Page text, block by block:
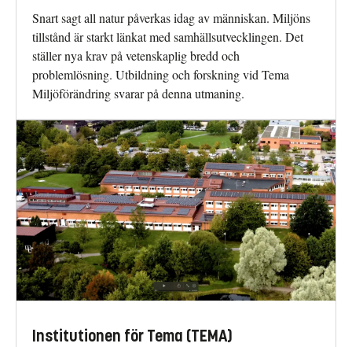
Snart sagt all natur påverkas idag av människan. Miljöns
tillstånd är starkt länkat med samhällsutvecklingen. Det
ställer nya krav på vetenskaplig bredd och
problemlösning. Utbildning och forskning vid Tema
Miljöförändring svarar på denna utmaning.
Institutionen för Tema (TEMA)